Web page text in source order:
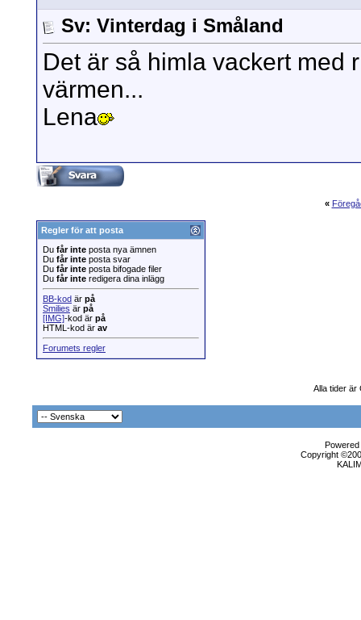
Sv: Vinterdag i Småland
Det är så himla vackert med
värmen...
Lena
«
Regler för att posta
Du får inte posta nya ämnen
Du får inte posta svar
Du får inte posta bifogade filer
Du får inte redigera dina inlägg
BB-kod är på
Smilies är på
[IMG]-kod är på
HTML-kod är av
Forumets regler
Alla tider är
Copyright